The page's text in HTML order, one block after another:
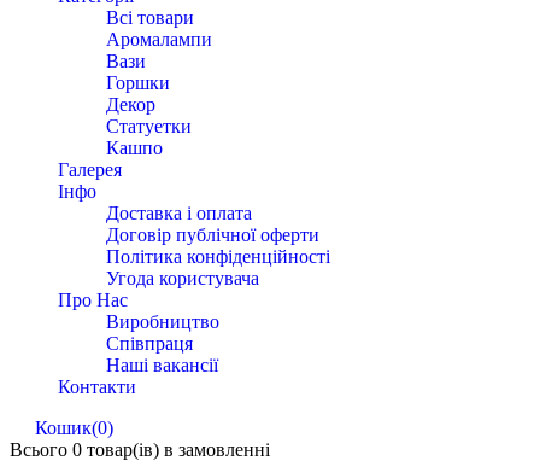
Всі товари
Аромалампи
Вази
Горшки
Декор
Статуетки
Кашпо
Галерея
Інфо
Доставка і оплата
Договір публічної оферти
Політика конфіденційності
Угода користувача
Про Нас
Виробництво
Співпраця
Наші вакансії
Контакти
Кошик(0)
Всього 0 товар(ів) в замовленні